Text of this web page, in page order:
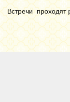
Встречи проходят